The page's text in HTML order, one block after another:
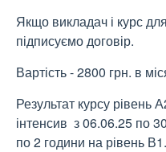
Якщо викладач і курс
підписуємо договір.
Вартість - 2800 грн. в
Результат курсу рівень
інтенсив з 06.06.25 по
по 2 години на рівень В1.